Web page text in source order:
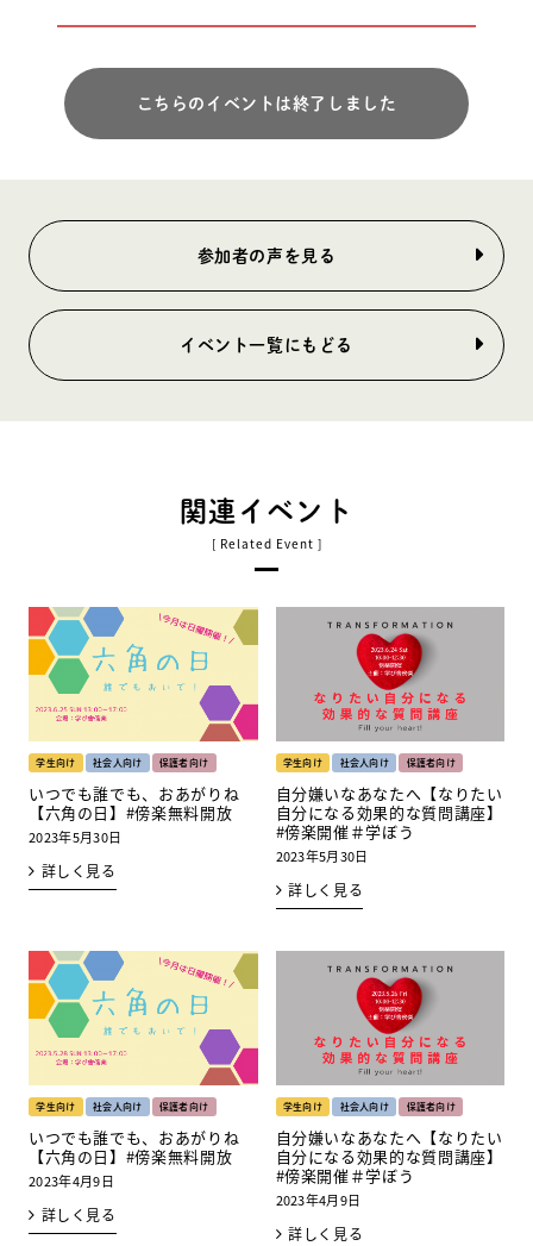
こちらのイベントは終了しました
参加者の声を見る
イベント一覧にもどる
関連イベント
学生向け 社会人向け 保護者向け
いつでも誰でも、おあがりね
【六角の日】#傍楽無料開放
2023年5月30日
詳しく見る
学生向け 社会人向け 保護者向け
自分嫌いなあなたへ【なりたい
自分になる効果的な質問講座】
#傍楽開催＃学ぼう
2023年5月30日
詳しく見る
学生向け 社会人向け 保護者向け
いつでも誰でも、おあがりね
【六角の日】#傍楽無料開放
2023年4月9日
詳しく見る
学生向け 社会人向け 保護者向け
自分嫌いなあなたへ【なりたい
自分になる効果的な質問講座】
#傍楽開催＃学ぼう
2023年4月9日
詳しく見る